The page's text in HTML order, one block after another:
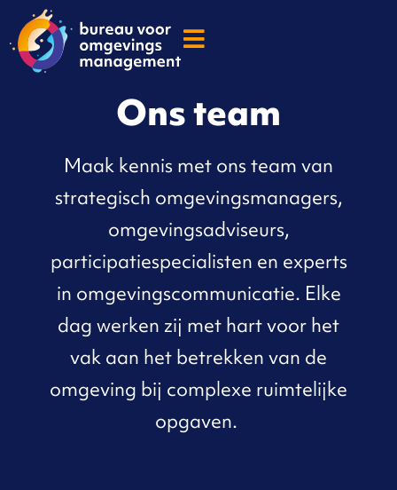
Ons team
Maak kennis met ons team van
strategisch omgevingsmanagers,
omgevingsadviseurs,
participatiespecialisten en experts
in omgevingscommunicatie. Elke
dag werken zij met hart voor het
vak aan het betrekken van de
omgeving bij complexe ruimtelijke
opgaven.